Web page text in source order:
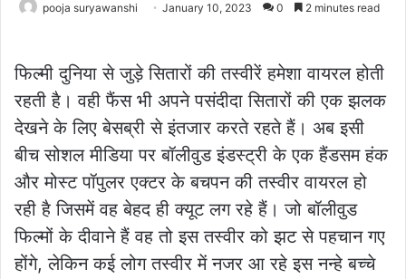
pooja suryawanshi January 10, 2023 0 2 minutes read
फिल्मी दुनिया से जुड़े सितारों की तस्वीरें हमेशा वायरल होती
रहती है। वही फैंस भी अपने पसंदीदा सितारों की एक झलक
देखने के लिए बेसब्री से इंतजार करते रहते हैं। अब इसी
बीच सोशल मीडिया पर बॉलीवुड इंडस्ट्री के एक हैंडसम हंक
और मोस्ट पॉपुलर एक्टर के बचपन की तस्वीर वायरल हो
रही है जिसमें वह बेहद ही क्यूट लग रहे हैं। जो बॉलीवुड
फिल्मों के दीवाने हैं वह तो इस तस्वीर को झट से पहचान गए
होंगे, लेकिन कई लोग तस्वीर में नजर आ रहे इस नन्हे बच्चे